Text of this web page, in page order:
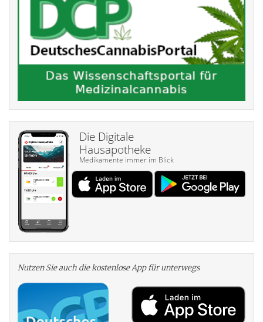
Die Digitale
Hausapotheke
Medikamente immer im Blick
Nutzen Sie auch die kosten­lose App für unterwegs